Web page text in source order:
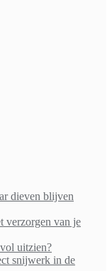
dieven blijven
verzorgen van je
uitzien?
snijwerk in de